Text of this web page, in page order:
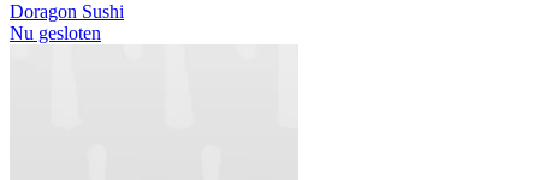
Doragon Sushi
Nu gesloten